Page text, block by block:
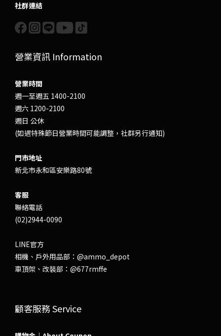
社群連結
營業資訊 Information
營業時間
週一至週五 1400-2100
週六 1200-2100
週日 公休
(如遇特殊節日營業時間可能調整，社群另行通知)
門市地址
新北市永和區安樂路80號
客服
聯絡電話
(02)2944-0090
LINE官方
相機、戶外用品部： @ammo_depot
車頂架、改裝部： @677rmffe
顧客服務 Service